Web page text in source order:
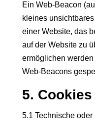
Ein Web-Beacon
kleines
einer Website, das
auf der Website zu
ermöglichen
Web-Beacons
5. Cookies
5.1 Technische